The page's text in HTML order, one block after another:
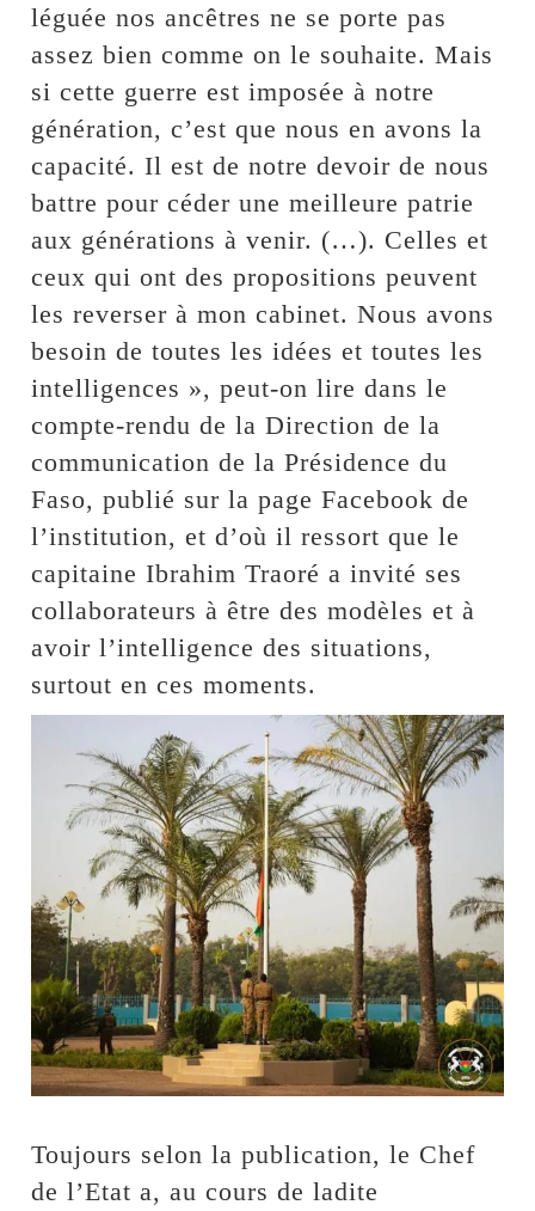
léguée nos ancêtres ne se porte pas
assez bien comme on le souhaite. Mais
si cette guerre est imposée à notre
génération, c’est que nous en avons la
capacité. Il est de notre devoir de nous
battre pour céder une meilleure patrie
aux générations à venir. (…). Celles et
ceux qui ont des propositions peuvent
les reverser à mon cabinet. Nous avons
besoin de toutes les idées et toutes les
intelligences », peut-on lire dans le
compte-rendu de la Direction de la
communication de la Présidence du
Faso, publié sur la page Facebook de
l’institution, et d’où il ressort que le
capitaine Ibrahim Traoré a invité ses
collaborateurs à être des modèles et à
avoir l’intelligence des situations,
surtout en ces moments.
Toujours selon la publication, le Chef
de l’Etat a, au cours de ladite